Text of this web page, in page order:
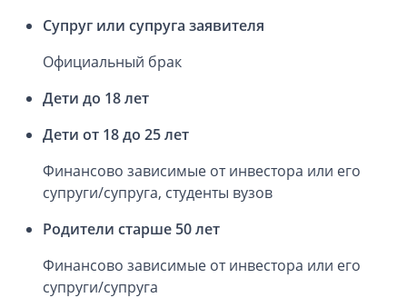
Супруг или супруга заявителя
Официальный брак
Дети до 18 лет
Дети от 18 до 25 лет
Финансово зависимые от инвестора или его
супруги/супруга, студенты вузов
Родители старше 50 лет
Финансово зависимые от инвестора или его
супруги/супруга